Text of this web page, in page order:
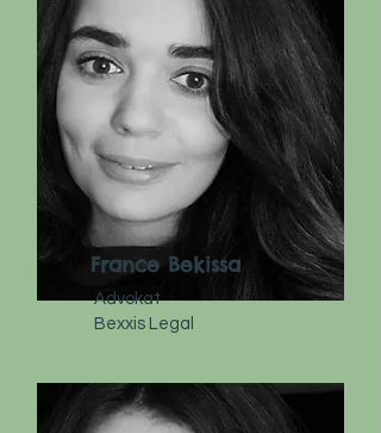
France Bekissa
Advokat
Bexxis Legal